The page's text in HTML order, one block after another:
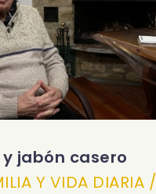
jabón casero
Y VIDA DIARIA /